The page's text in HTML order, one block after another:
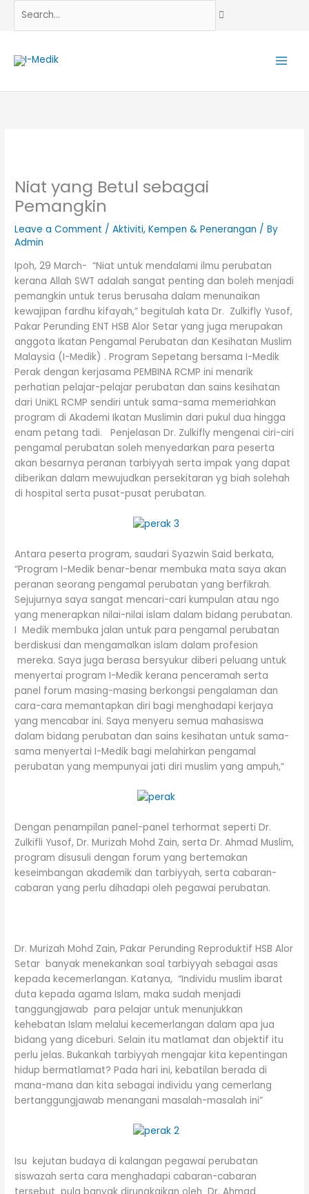
Niat yang Betul sebagai
Pemangkin
Leave a Comment /Aktiviti,Kempen & Penerangan / By
Admin
Ipoh, 29 March- “Niat untuk mendalami ilmu perubatan
kerana Allah SWT adalah sangat penting dan boleh menjadi
pemangkin untuk terus berusaha dalam menunaikan
kewajipan fardhu kifayah,” begitulah kata Dr. Zulkifly Yusof,
Pakar Perunding ENT HSB Alor Setar yang juga merupakan
anggota Ikatan Pengamal Perubatan dan Kesihatan Muslim
Malaysia (I-Medik) . Program Sepetang bersama I-Medik
Perak dengan kerjasama PEMBINA RCMP ini menarik
perhatian pelajar-pelajar perubatan dan sains kesihatan
dari UniKL RCMP sendiri untuk sama-sama memeriahkan
program di Akademi Ikatan Muslimin dari pukul dua hingga
enam petang tadi. Penjelasan Dr. Zulkifly mengenai ciri-ciri
pengamal perubatan soleh menyedarkan para peserta
akan besarnya peranan tarbiyyah serta impak yang dapat
diberikan dalam mewujudkan persekitaran yg biah solehah
di hospital serta pusat-pusat perubatan.
Antara peserta program, saudari Syazwin Said berkata,
“Program I-Medik benar-benar membuka mata saya akan
peranan seorang pengamal perubatan yang berfikrah.
Sejujurnya saya sangat mencari-cari kumpulan atau ngo
yang menerapkan nilai-nilai islam dalam bidang perubatan.
I Medik membuka jalan untuk para pengamal perubatan
berdiskusi dan mengamalkan islam dalam profesion
mereka. Saya juga berasa bersyukur diberi peluang untuk
menyertai program I-Medik kerana penceramah serta
panel forum masing-masing berkongsi pengalaman dan
cara-cara memantapkan diri bagi menghadapi kerjaya
yang mencabar ini. Saya menyeru semua mahasiswa
dalam bidang perubatan dan sains kesihatan untuk sama-
sama menyertai I-Medik bagi melahirkan pengamal
perubatan yang mempunyai jati diri muslim yang ampuh,“
Dengan penampilan panel-panel terhormat seperti Dr.
Zulkifli Yusof, Dr. Murizah Mohd Zain, serta Dr. Ahmad Muslim,
program disusuli dengan forum yang bertemakan
keseimbangan akademik dan tarbiyyah, serta cabaran-
cabaran yang perlu dihadapi oleh pegawai perubatan.
Dr. Murizah Mohd Zain, Pakar Perunding Reproduktif HSB Alor
Setar banyak menekankan soal tarbiyyah sebagai asas
kepada kecemerlangan. Katanya, “Individu muslim ibarat
duta kepada agama Islam, maka sudah menjadi
tanggungjawab para pelajar untuk menunjukkan
kehebatan Islam melalui kecemerlangan dalam apa jua
bidang yang diceburi. Selain itu matlamat dan objektif itu
perlu jelas. Bukankah tarbiyyah mengajar kita kepentingan
hidup bermatlamat? Pada hari ini, kebatilan berada di
mana-mana dan kita sebagai individu yang cemerlang
bertanggungjawab menangani masalah-masalah ini”
Isu kejutan budaya di kalangan pegawai perubatan
siswazah serta cara menghadapi cabaran-cabaran
tersebut pula banyak dirungkaikan oleh Dr. Ahmad